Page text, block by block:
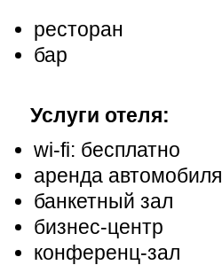
ресторан
бар
Услуги отеля:
wi-fi: бесплатно
аренда автомобиля
банкетный зал
бизнес-центр
конференц-зал